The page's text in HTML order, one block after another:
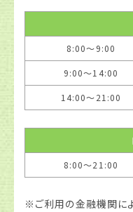
8:00〜9:00
9:00〜14:00
14:00〜21:00
8:00〜21:00
※ご利用の金融機関に